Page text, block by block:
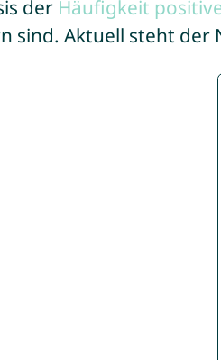
der Häufigkeit
sind. Aktuell steht der